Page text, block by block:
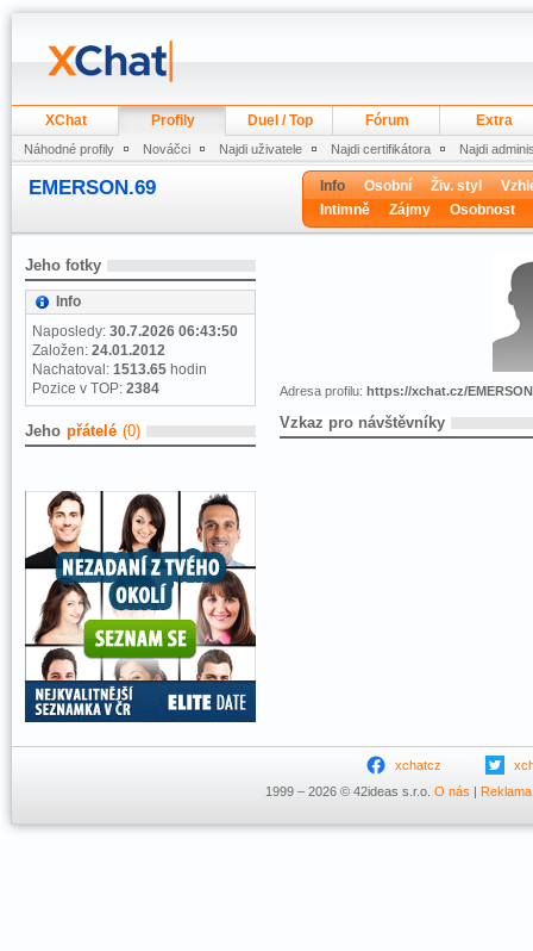
XChat Profily Duel / Top Fórum Extra
Náhodné profily Nováčci Najdi uživatele Najdi certifikátora Najdi
EMERSON.69 Info Osobní Živ. styl
Intimně
Zájmy Osobnost
Jeho fotky
Info
Naposledy: 30.7.2026 06:43:50
Založen: 24.01.2012
Nachatoval: 1513.65 hodin
Pozice v TOP: 2384
Jeho přátelé (0)
Adresa profilu: https://xchat.cz/
Vzkaz pro návštěvníky
xchatcz
1999 – 2026 © 42ideas s.r.o. O nás | Reklama